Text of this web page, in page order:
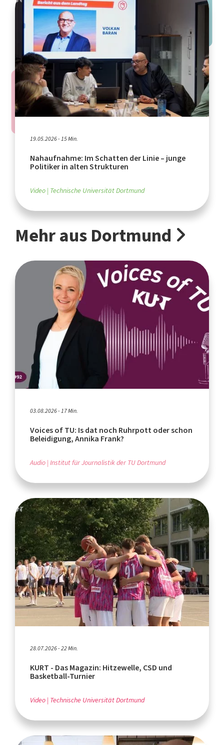
19.05.2026 - 15 Min.
Nahaufnahme: Im Schatten der Linie – junge
Politiker in alten Strukturen
Video Technische Universität Dortmund
Mehr aus Dortmund
03.08.2026 - 17 Min.
Voices of TU: Is dat noch Ruhrpott oder schon
Beleidigung, Annika Frank?
Audio Institut für Journalistik der TU Dortmund
28.07.2026 - 22 Min.
KURT - Das Magazin: Hitzewelle, CSD und
Basketball-Turnier
Video Technische Universität Dortmund